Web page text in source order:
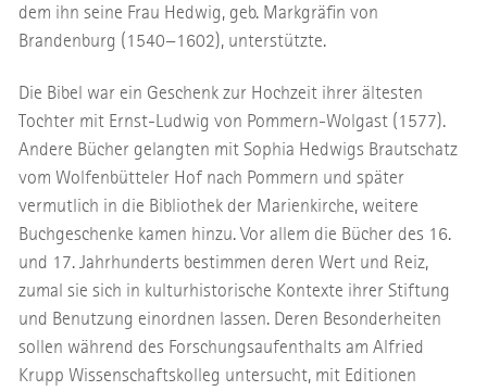
dem ihn seine Frau Hedwig, geb. Markgräfin von
Brandenburg (1540−1602), unterstützte.
Die Bibel war ein Geschenk zur Hochzeit ihrer ältesten
Tochter mit Ernst-Ludwig von Pommern-Wolgast (1577).
Andere Bücher gelangten mit Sophia Hedwigs Brautschatz
vom Wolfenbütteler Hof nach Pommern und später
vermutlich in die Bibliothek der Marienkirche, weitere
Buchgeschenke kamen hinzu. Vor allem die Bücher des 16.
und 17. Jahrhunderts bestimmen deren Wert und Reiz,
zumal sie sich in kulturhistorische Kontexte ihrer Stiftung
und Benutzung einordnen lassen. Deren Besonderheiten
sollen während des Forschungsaufenthalts am Alfried
Krupp Wissenschaftskolleg untersucht, mit Editionen